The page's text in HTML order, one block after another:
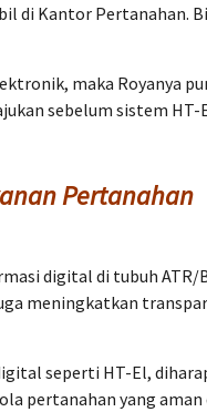
di Kantor Pertanahan.
maka Royanya
sebelum sistem
Pertanahan
digital di tubuh ATR/
meningkatkan
seperti HT-El,
pertanahan yang aman